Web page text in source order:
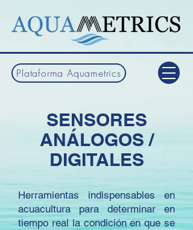
Plataforma Aquametrics
SENSORES
ANÁLOGOS /
DIGITALES
Herramientas indispensables en
acuacultura para determinar en
tiempo real la condición en que se